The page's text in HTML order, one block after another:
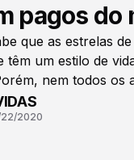
pagos do
que as estrelas
têm um estilo de
nem todos os
2020